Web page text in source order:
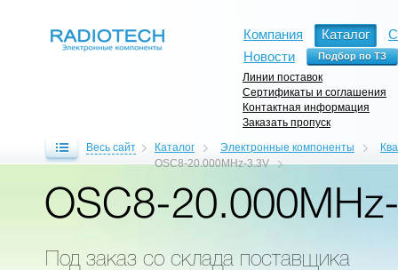
Компания Каталог
Новости
Линии поставок
Сертификаты и соглашения
Контактная информация
Заказать пропуск
Весь сайт Каталог Электронные компоненты
OSC8-20.000MHz-3.3V
OSC8-
Под заказ со склада поставщика